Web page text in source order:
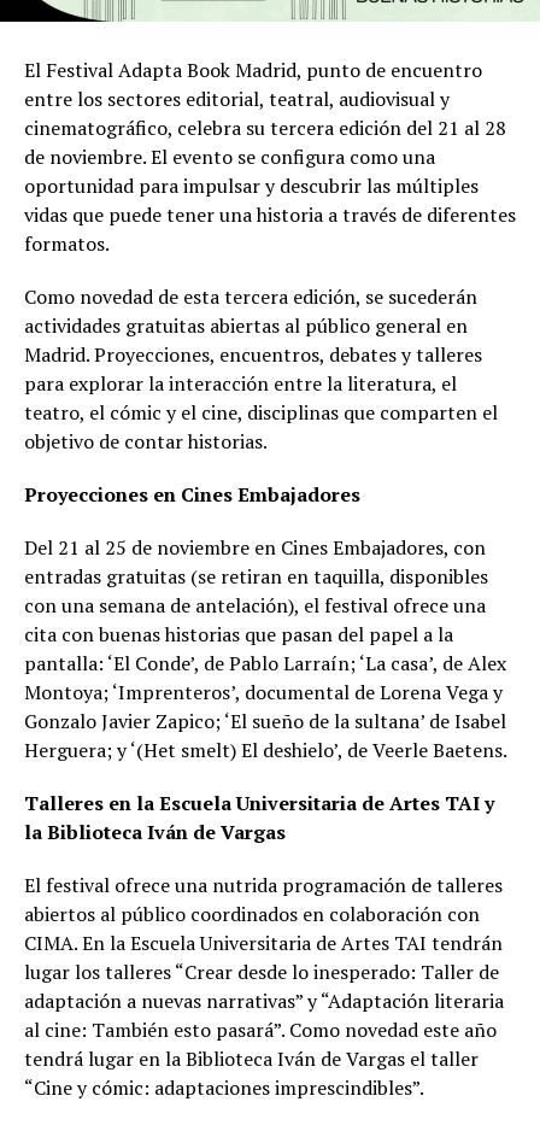
El Festival Adapta Book Madrid, punto de encuentro
entre los sectores editorial, teatral, audiovisual y
cinematográfico, celebra su tercera edición del 21 al 28
de noviembre. El evento se configura como una
oportunidad para impulsar y descubrir las múltiples
vidas que puede tener una historia a través de diferentes
formatos.
Como novedad de esta tercera edición, se sucederán
actividades gratuitas abiertas al público general en
Madrid. Proyecciones, encuentros, debates y talleres
para explorar la interacción entre la literatura, el
teatro, el cómic y el cine, disciplinas que comparten el
objetivo de contar historias.
Proyecciones en Cines Embajadores
Del 21 al 25 de noviembre en Cines Embajadores, con
entradas gratuitas (se retiran en taquilla, disponibles
con una semana de antelación), el festival ofrece una
cita con buenas historias que pasan del papel a la
pantalla: ‘El Conde’, de Pablo Larraín; ‘La casa’, de Alex
Montoya; ‘Imprenteros’, documental de Lorena Vega y
Gonzalo Javier Zapico; ‘El sueño de la sultana’ de Isabel
Herguera; y ‘(Het smelt) El deshielo’, de Veerle Baetens.
Talleres en la Escuela Universitaria de Artes TAI y
la Biblioteca Iván de Vargas
El festival ofrece una nutrida programación de talleres
abiertos al público coordinados en colaboración con
CIMA. En la Escuela Universitaria de Artes TAI tendrán
lugar los talleres “Crear desde lo inesperado: Taller de
adaptación a nuevas narrativas” y “Adaptación literaria
al cine: También esto pasará”. Como novedad este año
tendrá lugar en la Biblioteca Iván de Vargas el taller
“Cine y cómic: adaptaciones imprescindibles”.